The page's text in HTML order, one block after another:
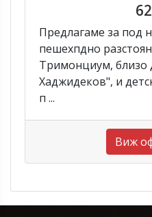
Предлагаме за под
пешехпдно
Тримонциум,
Хаджидеков", и
п ...
Виж